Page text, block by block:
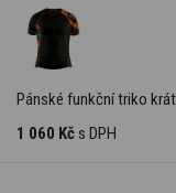
Pánské funkční triko
1 060 Kč s DPH